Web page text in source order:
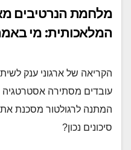
מלחמת הנרטיבים
המלאכותית: מי
הקריאה של ארגוני ענק
עובדים מסתירה
המתנה לרגולטור מסכנת
סיכונים נכון?